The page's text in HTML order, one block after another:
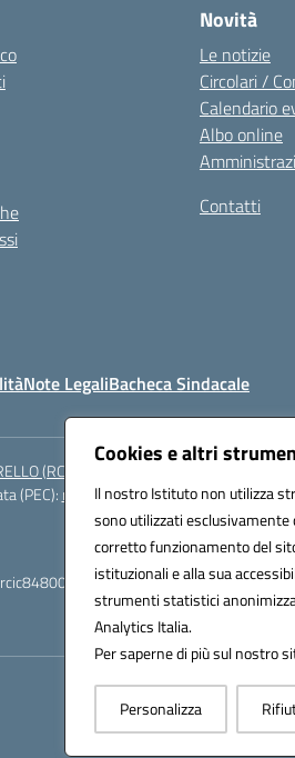
Cookies e altri
Il nostro Istituto non utilizza
sono utilizzati esclusivamente
corretto funzionamento del
istituzionali e alla sua
strumenti statistici
Analytics Italia.
Per saperne di più sul nostro
Personalizza
Novità
Le notizie
Circolari /
Calendario
Albo online
Contatti
Note LegaliBacheca Sindacale
(RC)
(PEC): rcic84800t@pec.istruzione.it